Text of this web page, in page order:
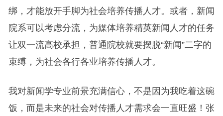
绑，才能放开手脚为社会培养传播人才。或者，新闻
院系可以考虑分流，为媒体培养精英新闻人才的任务
让双一流高校承担，普通院校就要摆脱“新闻”二字的
束缚，为社会各行各业培养传播人才。
我对新闻学专业前景充满信心，不是因为我吃着这碗
饭，而是未来的社会对传播人才需求会一直旺盛！张